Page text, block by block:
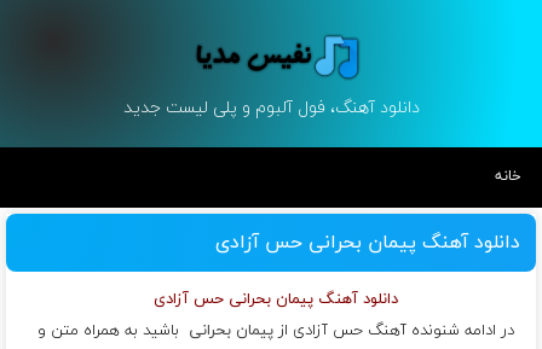
دانلود آهنگ، فول آلبوم و پلی لیست جدید
خانه
دانلود آهنگ پیمان بحرانی حس آزادی
دانلود آهنگ پیمان بحرانی حس آزادی
در ادامه شنونده آهنگ حس آزادی از پیمان بحرانی باشید به همراه متن و